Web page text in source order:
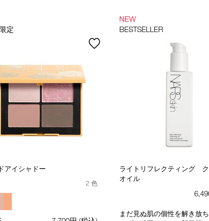
定
アイシャドー
2 色
NEW
BESTSELLER
ライトリフレクティング
オイル
まだ見ぬ肌の個性を解き放